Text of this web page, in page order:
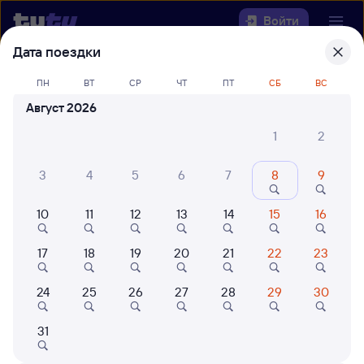
Войти
Выберите день, чтобы найтиж/д
билеты Томск — Шумиха
Куда
Когда
Кто едет
Найти поезда
Дата поездки
ПН ВТ СР ЧТ ПТ СБ ВС
Август 2026
1
2
3 4 5 6 7 8 9
10 11 12 13 14 15 16
17 18 19 20 21 22 23
24 25 26 27 28 29 30
31